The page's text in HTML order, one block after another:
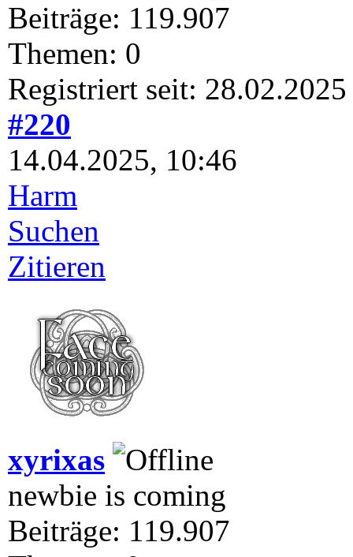
Beiträge: 119.907
Themen: 0
Registriert seit: 28.02.2025
#220
14.04.2025, 10:46
Harm
Suchen
Zitieren
xyrixas
newbie is coming
Beiträge: 119.907